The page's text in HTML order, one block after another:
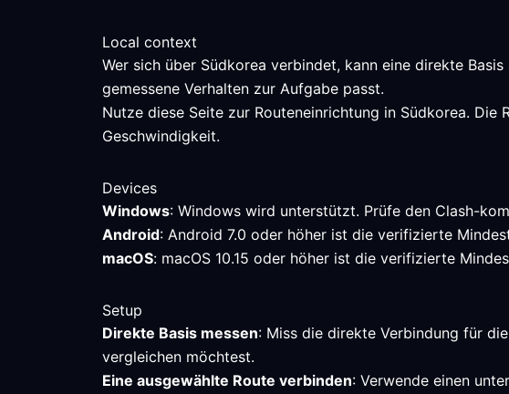
Local context
Wer sich über Südkorea verbindet, kann eine direkte
gemessene Verhalten zur Aufgabe passt.
Nutze diese Seite zur Routeneinrichtung in Südkorea.
Geschwindigkeit.
Devices
Windows: Windows wird unterstützt. Prüfe den Clash-
Android: Android 7.0 oder höher ist die verifizierte
macOS: macOS 10.15 oder höher ist die verifizierte
Setup
Direkte Basis messen: Miss die direkte Verbindung für
vergleichen möchtest.
Eine ausgewählte Route verbinden: Verwende einen